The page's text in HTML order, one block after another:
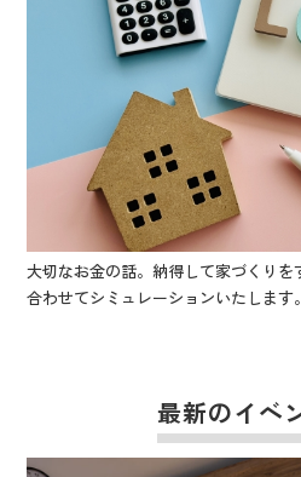
大切なお金の話。納得して家づくり
合わせてシミュレーションいたします。
最新のイベ